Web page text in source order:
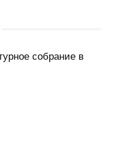
собрание в